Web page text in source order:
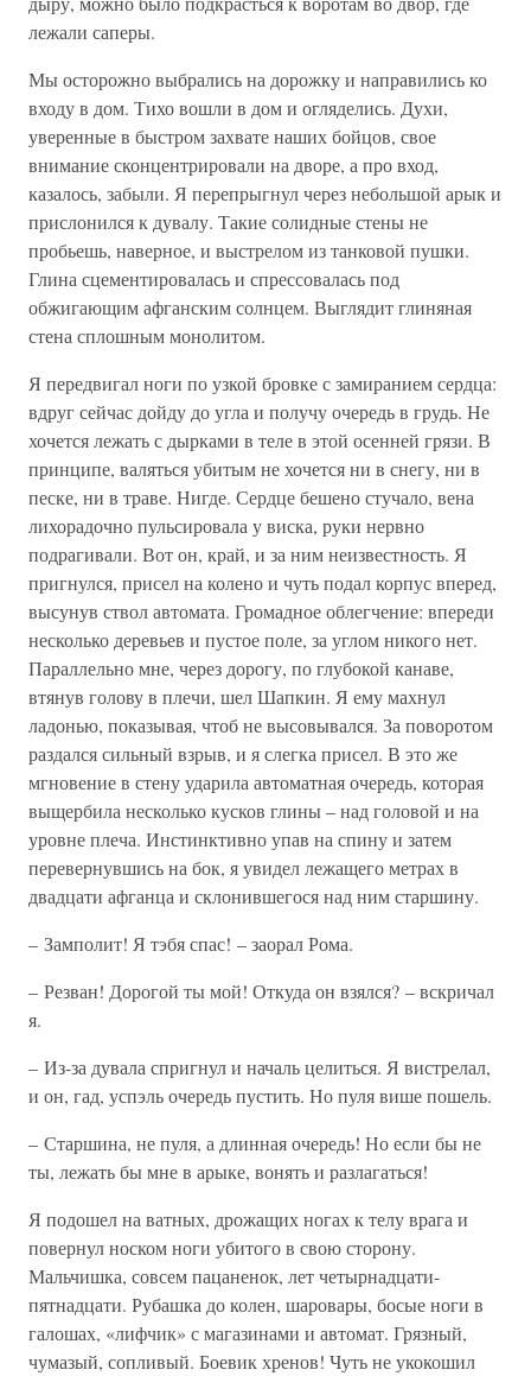
лежали саперы.
Мы осторожно выбрались на дорожку и направились ко
входу в дом. Тихо вошли в дом и огляделись. Духи,
уверенные в быстром захвате наших бойцов, свое
внимание сконцентрировали на дворе, а про вход,
казалось, забыли. Я перепрыгнул через небольшой арык и
прислонился к дувалу. Такие солидные стены не
пробьешь, наверное, и выстрелом из танковой пушки.
Глина сцементировалась и спрессовалась под
обжигающим афганским солнцем. Выглядит глиняная
стена сплошным монолитом.
Я передвигал ноги по узкой бровке с замиранием сердца:
вдруг сейчас дойду до угла и получу очередь в грудь. Не
хочется лежать с дырками в теле в этой осенней грязи. В
принципе, валяться убитым не хочется ни в снегу, ни в
песке, ни в траве. Нигде. Сердце бешено стучало, вена
лихорадочно пульсировала у виска, руки нервно
подрагивали. Вот он, край, и за ним неизвестность. Я
пригнулся, присел на колено и чуть подал корпус вперед,
высунув ствол автомата. Громадное облегчение: впереди
несколько деревьев и пустое поле, за углом никого нет.
Параллельно мне, через дорогу, по глубокой канаве,
втянув голову в плечи, шел Шапкин. Я ему махнул
ладонью, показывая, чтоб не высовывался. За поворотом
раздался сильный взрыв, и я слегка присел. В это же
мгновение в стену ударила автоматная очередь, которая
выщербила несколько кусков глины – над головой и на
уровне плеча. Инстинктивно упав на спину и затем
перевернувшись на бок, я увидел лежащего метрах в
двадцати афганца и склонившегося над ним старшину.
– Замполит! Я тэбя спас! – заорал Рома.
– Резван! Дорогой ты мой! Откуда он взялся? – вскричал
я.
– Из-за дувала спригнул и началь целиться. Я вистрелал,
и он, гад, успэль очередь пустить. Но пуля више пошель.
– Старшина, не пуля, а длинная очередь! Но если бы не
ты, лежать бы мне в арыке, вонять и разлагаться!
Я подошел на ватных, дрожащих ногах к телу врага и
повернул носком ноги убитого в свою сторону.
Мальчишка, совсем пацаненок, лет четырнадцати-
пятнадцати. Рубашка до колен, шаровары, босые ноги в
галошах, «лифчик» с магазинами и автомат. Грязный,
чумазый, сопливый. Боевик хренов! Чуть не укокошил